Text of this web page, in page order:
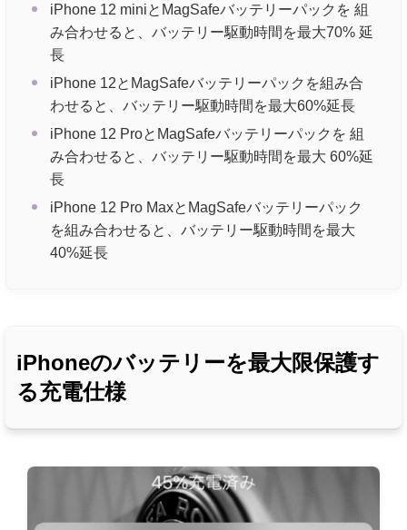
iPhone 12 miniとMagSafeバッテリーパックを 組
み合わせると、バッテリー駆動時間を最大70% 延
長
iPhone 12とMagSafeバッテリーパックを組み合
わせると、バッテリー駆動時間を最大60%延長
iPhone 12 ProとMagSafeバッテリーパックを 組
み合わせると、バッテリー駆動時間を最大 60%延
長
iPhone 12 Pro MaxとMagSafeバッテリーパック
を組み合わせると、バッテリー駆動時間を最大
40%延長
iPhoneのバッテリーを最大限保護す
る充電仕様